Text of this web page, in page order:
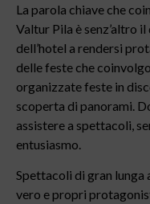
La parola chiave che
Valtur Pila è senz’altro
dell’hotel a rendersi
delle feste che
organizzate feste in
scoperta di panorami.
assistere a spettacoli,
entusiasmo.
Spettacoli di gran
vero e propri